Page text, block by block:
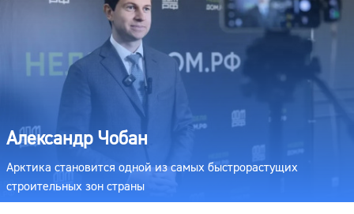
Александр Чобан
Арктика становится одной из самых быстрорастущих
строительных зон страны